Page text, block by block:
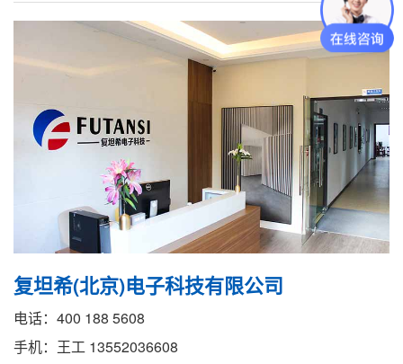
复坦希(北京)电子科技有限公司
电话：400 188 5608
手机：王工 13552036608